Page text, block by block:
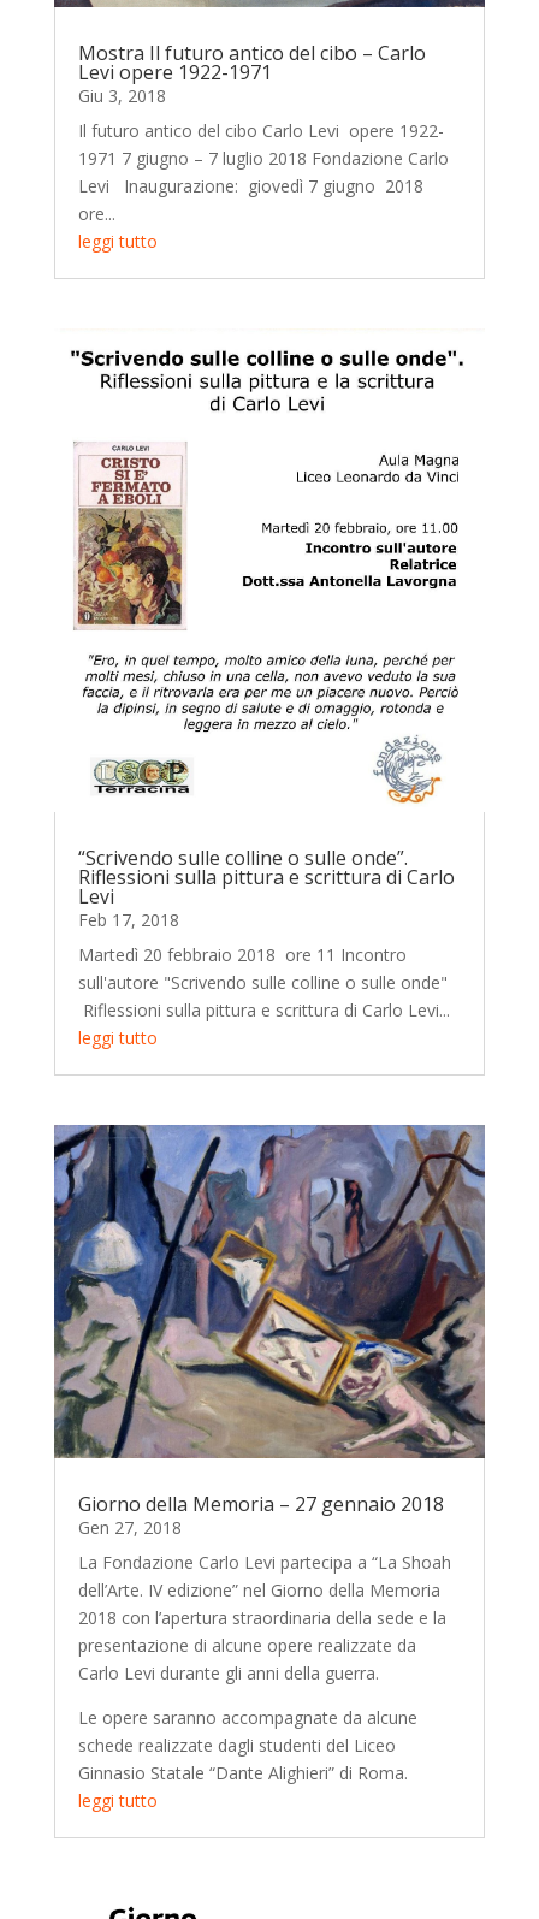
Mostra Il futuro antico del cibo – Carlo
Levi opere 1922-1971
Giu 3, 2018
Il futuro antico del cibo Carlo Levi opere 1922-
1971 7 giugno – 7 luglio 2018 Fondazione Carlo
Levi Inaugurazione: giovedì 7 giugno 2018
ore...
leggi tutto
“Scrivendo sulle colline o sulle onde”.
Riflessioni sulla pittura e scrittura di Carlo
Levi
Feb 17, 2018
Martedì 20 febbraio 2018 ore 11 Incontro
sull'autore "Scrivendo sulle colline o sulle onde"
Riflessioni sulla pittura e scrittura di Carlo Levi...
leggi tutto
Giorno della Memoria – 27 gennaio 2018
Gen 27, 2018
La Fondazione Carlo Levi partecipa a “La Shoah
dell’Arte. IV edizione” nel Giorno della Memoria
2018 con l’apertura straordinaria della sede e la
presentazione di alcune opere realizzate da
Carlo Levi durante gli anni della guerra.
Le opere saranno accompagnate da alcune
schede realizzate dagli studenti del Liceo
Ginnasio Statale “Dante Alighieri” di Roma.
leggi tutto